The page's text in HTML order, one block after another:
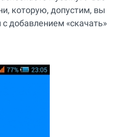
которую, допустим, вы
добавлением «скачать»